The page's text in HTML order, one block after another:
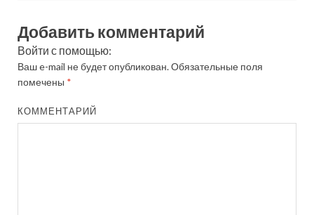
Добавить комментарий
Войти с помощью:
Ваш e-mail не будет опубликован.Обязательные поля
помечены *
КОММЕНТАРИЙ